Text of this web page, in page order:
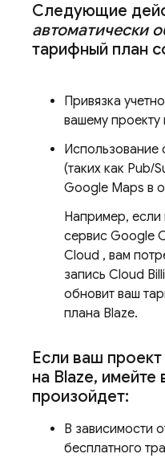
Следующие
автоматически
тарифный план
Привязка
вашему проекту
Использование
(таких как Pub/
Google Maps в
Например, если
сервис Google
Cloud , вам
запись Cloud
обновит ваш
плана Blaze.
Если ваш
на Blaze, имейте
произойдет:
В зависимости
бесплатного